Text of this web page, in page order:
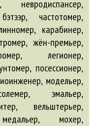
невродиспансер,
частотомер,
карабинер,
жён-премьер,
легионер,
посессионер,
модельер,
эмальер,
вельштерьер,
мохер,